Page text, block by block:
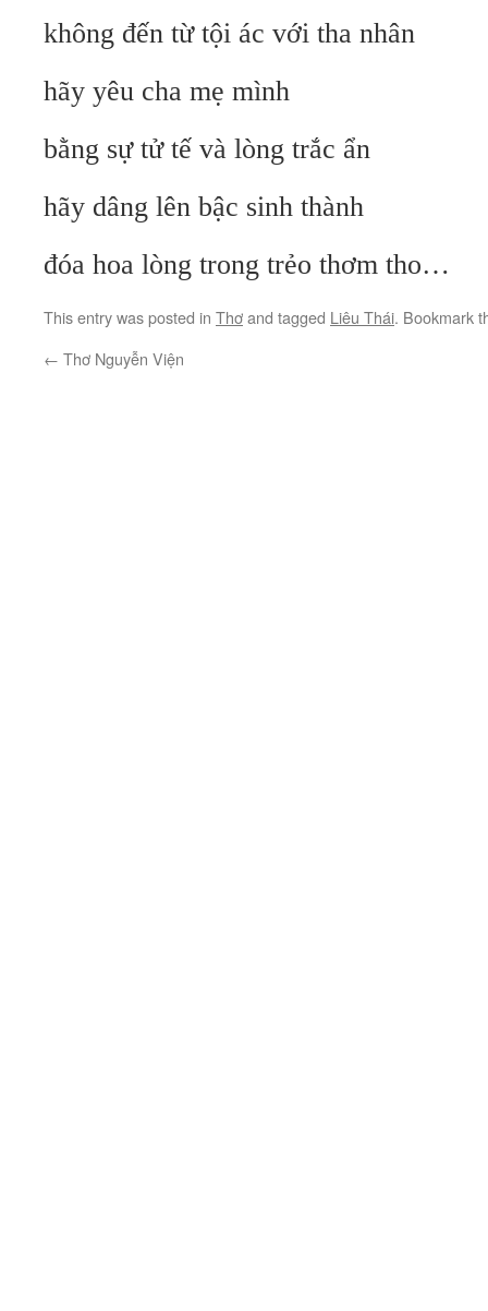
không đến từ tội ác với tha nhân
hãy yêu cha mẹ mình
bằng sự tử tế và lòng trắc ẩn
hãy dâng lên bậc sinh thành
đóa hoa lòng trong trẻo thơm tho…
This entry was posted in Thơand tagged Liêu Thái. Bookmark
← Thơ Nguyễn Viện